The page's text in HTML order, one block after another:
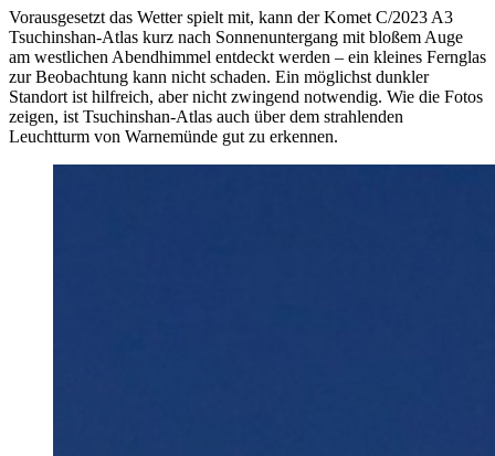
Vorausgesetzt das Wetter spielt mit, kann der Komet C/2023 A3
Tsuchinshan-Atlas kurz nach Sonnenuntergang mit bloßem Auge
am westlichen Abendhimmel entdeckt werden – ein kleines Fernglas
zur Beobachtung kann nicht schaden. Ein möglichst dunkler
Standort ist hilfreich, aber nicht zwingend notwendig. Wie die Fotos
zeigen, ist Tsuchinshan-Atlas auch über dem strahlenden
Leuchtturm von Warnemünde gut zu erkennen.